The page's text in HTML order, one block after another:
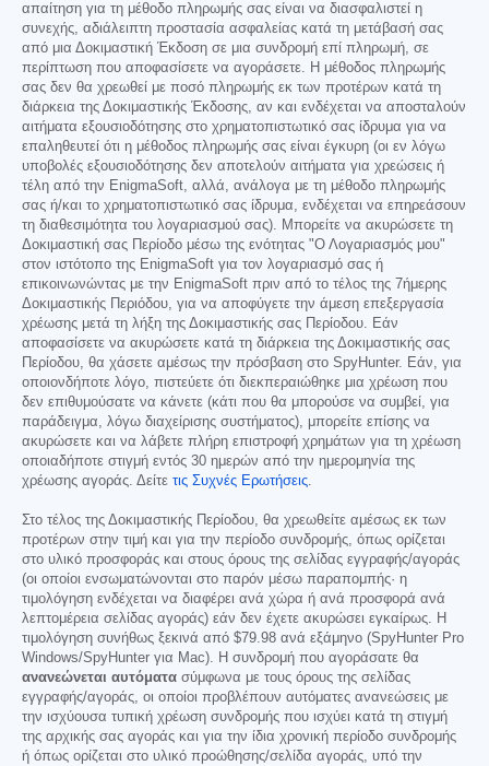
απαίτηση για τη μέθοδο πληρωμής σας είναι να διασφαλιστεί η
συνεχής, αδιάλειπτη προστασία ασφαλείας κατά τη μετάβασή σας
από μια Δοκιμαστική Έκδοση σε μια συνδρομή επί πληρωμή, σε
περίπτωση που αποφασίσετε να αγοράσετε. Η μέθοδος πληρωμής
σας δεν θα χρεωθεί με ποσό πληρωμής εκ των προτέρων κατά τη
διάρκεια της Δοκιμαστικής Έκδοσης, αν και ενδέχεται να αποσταλούν
αιτήματα εξουσιοδότησης στο χρηματοπιστωτικό σας ίδρυμα για να
επαληθευτεί ότι η μέθοδος πληρωμής σας είναι έγκυρη (οι εν λόγω
υποβολές εξουσιοδότησης δεν αποτελούν αιτήματα για χρεώσεις ή
τέλη από την EnigmaSoft, αλλά, ανάλογα με τη μέθοδο πληρωμής
σας ή/και το χρηματοπιστωτικό σας ίδρυμα, ενδέχεται να επηρεάσουν
τη διαθεσιμότητα του λογαριασμού σας). Μπορείτε να ακυρώσετε τη
Δοκιμαστική σας Περίοδο μέσω της ενότητας "Ο Λογαριασμός μου"
στον ιστότοπο της EnigmaSoft για τον λογαριασμό σας ή
επικοινωνώντας με την EnigmaSoft πριν από το τέλος της 7ήμερης
Δοκιμαστικής Περιόδου, για να αποφύγετε την άμεση επεξεργασία
χρέωσης μετά τη λήξη της Δοκιμαστικής σας Περίοδου. Εάν
αποφασίσετε να ακυρώσετε κατά τη διάρκεια της Δοκιμαστικής σας
Περίοδου, θα χάσετε αμέσως την πρόσβαση στο SpyHunter. Εάν, για
οποιονδήποτε λόγο, πιστεύετε ότι διεκπεραιώθηκε μια χρέωση που
δεν επιθυμούσατε να κάνετε (κάτι που θα μπορούσε να συμβεί, για
παράδειγμα, λόγω διαχείρισης συστήματος), μπορείτε επίσης να
ακυρώσετε και να λάβετε πλήρη επιστροφή χρημάτων για τη χρέωση
οποιαδήποτε στιγμή εντός 30 ημερών από την ημερομηνία της
χρέωσης αγοράς. Δείτε τις Συχνές Ερωτήσεις.
Στο τέλος της Δοκιμαστικής Περίοδου, θα χρεωθείτε αμέσως εκ των
προτέρων στην τιμή και για την περίοδο συνδρομής, όπως ορίζεται
στο υλικό προσφοράς και στους όρους της σελίδας εγγραφής/αγοράς
(οι οποίοι ενσωματώνονται στο παρόν μέσω παραπομπής· η
τιμολόγηση ενδέχεται να διαφέρει ανά χώρα ή ανά προσφορά ανά
λεπτομέρεια σελίδας αγοράς) εάν δεν έχετε ακυρώσει εγκαίρως. Η
τιμολόγηση συνήθως ξεκινά από $79.98 ανά εξάμηνο (SpyHunter Pro
Windows/SpyHunter για Mac). Η συνδρομή που αγοράσατε θα
ανανεώνεται αυτόματα σύμφωνα με τους όρους της σελίδας
εγγραφής/αγοράς, οι οποίοι προβλέπουν αυτόματες ανανεώσεις με
την ισχύουσα τυπική χρέωση συνδρομής που ισχύει κατά τη στιγμή
της αρχικής σας αγοράς και για την ίδια χρονική περίοδο συνδρομής
ή όπως ορίζεται στο υλικό προώθησης/σελίδα αγοράς, υπό την